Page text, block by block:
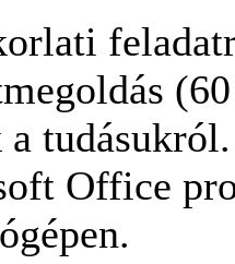
a
Office